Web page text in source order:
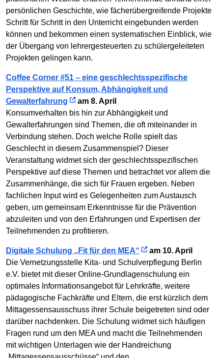
persönlichen Geschichte, wie fächerübergreifende Projekte
Schritt für Schritt in den Unterricht eingebunden werden
können und bekommen einen systematischen Einblick, wie
der Übergang von lehrergesteuerten zu schülergeleiteten
Projekten gelingen kann.
Coffee Corner #51 – eine geschlechtsspezifische
Perspektive auf Konsum, Abhängigkeit und
Gewalterfahrung
am 8. April
Konsumverhalten bis hin zur Abhängigkeit und
Gewalterfahrungen sind Themen, die oft miteinander in
Verbindung stehen. Doch welche Rolle spielt das
Geschlecht in diesem Zusammenspiel? Dieser
Veranstaltung widmet sich der geschlechtsspezifischen
Perspektive auf diese Themen und betrachtet vor allem die
Zusammenhänge, die sich für Frauen ergeben. Neben
fachlichen Input wird es Gelegenheiten zum Austausch
geben, um gemeinsam Erkenntnisse für die Prävention
abzuleiten und von den Erfahrungen und Expertisen der
Teilnehmenden zu profitieren.
Digitale Schulung „Fit für den MEA“
am 10. April
Die Vernetzungsstelle Kita- und Schulverpflegung Berlin
e.V. bietet mit dieser Online-Grundlagenschulung ein
optimales Informationsangebot für Lehrkräfte, weitere
pädagogische Fachkräfte und Eltern, die erst kürzlich dem
Mittagessensausschuss ihrer Schule beigetreten sind oder
darüber nachdenken. Die Schulung widmet sich häufigen
Fragen rund um den MEA und macht die Teilnehmenden
mit wichtigen Unterlagen wie der Handreichung